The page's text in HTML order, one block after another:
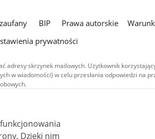
BIP Prawa autorskie
prywatności
adresy skrzynek mailowych. Użytkownik
w wiadomości) w celu przesłania odpowiedzi na
wyłączeniem treści audiowizualnych), są
uznanie autorstwa - na tych samych
audiowizualne, w tym zdjęcia, materiały audio i wideo,
Commons: uznanie autorstwa użycie niekomercyjne -
4.0), o ile nie jest to stwierdzone inaczej.
nim